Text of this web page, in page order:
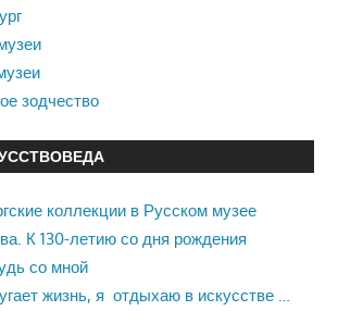
зодчество
коллекции в Русском музее
К 130-летию со дня рождения
со мной
жизнь, я отдыхаю в искусстве …